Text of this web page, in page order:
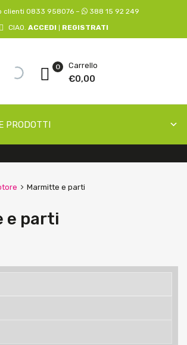
clienti 0833 958076 –
388 15 92 249
CIAO. ACCEDI REGISTRATI
Carrello
€0,00
0
PRODOTTI
Marmitte e parti
e parti